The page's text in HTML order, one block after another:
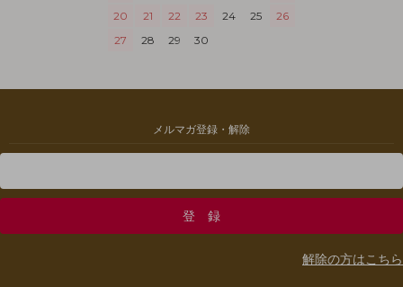
20
21 22 23 24 25
26
27
28 29 30
メルマガ登録・解除
解除の方はこちら